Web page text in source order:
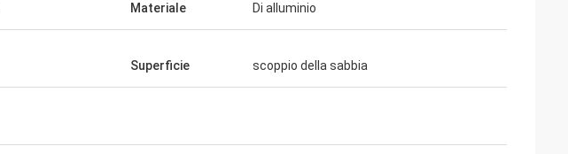
Materiale Di alluminio
Superficie scoppio della sabbia